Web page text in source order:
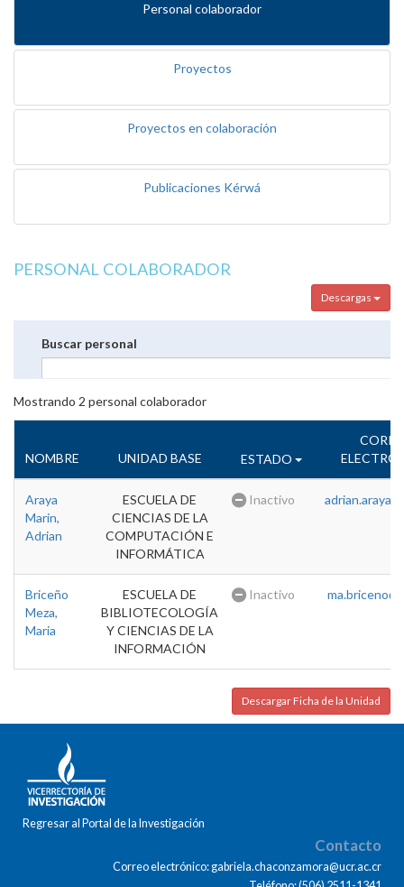
Personal colaborador
Proyectos
Proyectos en colaboración
Publicaciones Kérwá
PERSONAL COLABORADOR
Descargas
Buscar personal
Mostrando 2 personal colaborador
NOMBRE UNIDAD BASE ESTADO
Araya
Marin,
Adrian
ESCUELA DE
CIENCIAS DE LA
COMPUTACIÓN E
INFORMÁTICA
Inactivo
Briceño
Meza,
Maria
ESCUELA DE
BIBLIOTECOLOGÍA
Y CIENCIAS DE LA
INFORMACIÓN
Inactivo
Descargar Ficha de la Unidad
Regresar al Portal de la Investigación
Contacto
Correo electrónico: gabriela.chaconzamora@ucr.ac.cr